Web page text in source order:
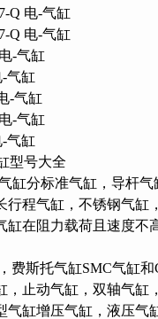
Q 电-气缸
Q 电-气缸
-气缸
-气缸
-气缸
-气缸
-气缸
型号大全
准气缸，导杆气缸
长行程气缸，不锈钢气缸
气缸在阻力载荷且速度不
斯托气缸SMC气缸和
，止动气缸，双轴气缸
气缸增压气缸，液压气